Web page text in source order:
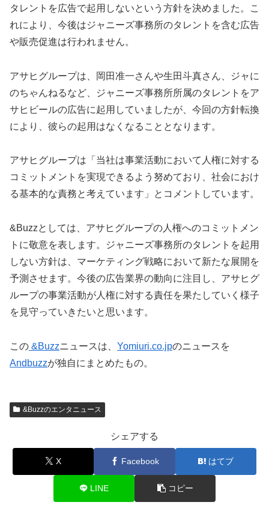
タレントを広告で起用しないという方針を決めました。こ
れにより、今後はジャニーズ事務所のタレントを含む広告
や販売促進は行われません。
アサヒグループは、岡田准一さんや生田斗真さん、ジャに
のちゃんねるなど、ジャニーズ事務所所属のタレントをア
サヒビールの広告に起用していましたが、今回の方針転換
により、彼らの起用はなくなることとなります。
アサヒグループは「当社は事業活動において人権に対する
コミットメントを実現できるよう努めており、社会におけ
る基本的な責務と考えています」とコメントしています。
&Buzzとしては、アサヒグループの人権へのコミットメン
トに敬意を表します。ジャニーズ事務所のタレントを起用
しない方針は、マーケティング戦略において新たな展開を
予測させます。今後の広告業界の動向に注目し、アサヒグ
ループの事業活動が人権に対する責任を果たしていく様子
を見守っていきたいと思います。
この &Buzzニュースは、 Yomiuri.co.jpのニュースを
Andbuzzが独自にまとめたもの。
&Buzzのエンタニュース
シェアする
X Facebook はてブ
LINE コピー